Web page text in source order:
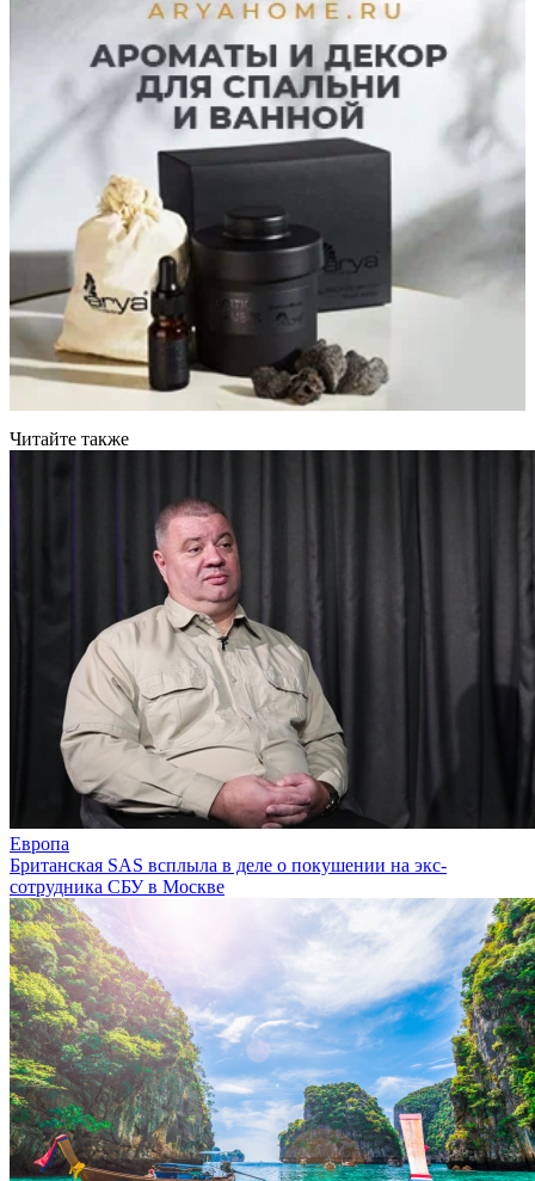
Читайте также
Европа
Британская SAS всплыла в деле о покушении на экс-
сотрудника СБУ в Москве